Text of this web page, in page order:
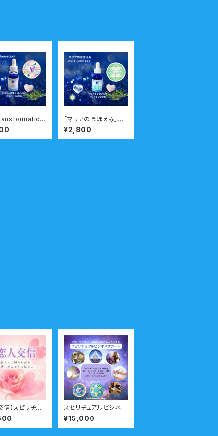
ーズに人生の
化のタイミン
越えるー 瞑
「マリアのほほえみ」ー
内なる美と神秘性を輝
かせるー 瞑想音声ガ
イド付き マリアウォー
¥2,800
信】スピリチュ
ール 上級ク
割払い
スピリチュアルビジネス
サポート おすすめコ
ース
¥15,000